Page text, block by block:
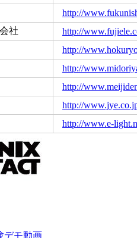
http://
社
http://
http://
http://
http://
http://
http://www.e-
デモ動画